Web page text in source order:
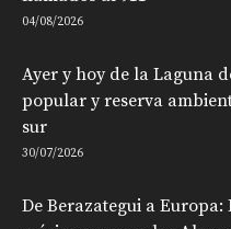
04/08/2026
Ayer y hoy de la Laguna
popular y reserva
sur
30/07/2026
De Berazategui a